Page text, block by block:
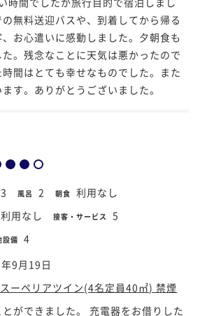
無料送迎バスや、到着してから帰る
お心遣いに感動しました。夕朝食も
。残念なことに天気は悪かったので
間はとても幸せなものでした。また
す。ありがとうございました。
3 風呂 2 朝食 利用なし
利用なし 接客・サービス 5
設備 4
9月19日
ーペリアツイン(4名定員40㎡) 禁煙
ができました。 充電器をお借りした